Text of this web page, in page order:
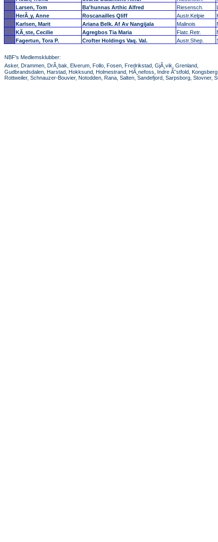
Larsen, Tom
Ba'hunnas Arthic Alfred Riesensch.
HerÃ¸y, Anne
Roscanailles Qliff Austr.Kelpie
Karlsen, Marit
Ariana Belk. Af Av Nangijala Malinois
KÃ¸ste, Cecilie
Agregbos Tia Maria Flatc.Retr.
Fagertun, Tora P.
Crofter Holdings Vaq. Val. Austr.Shep.
NBF's Medlemsklubber:
Asker, Drammen, DrÃ¸bak, Elverum, Follo, Fosen, Fredrikstad, GjÃ¸vik, Grenland,
Gudbrandsdalen, Harstad, Hokksund, Holmestrand, HÃ¸nefoss, Indre Ã˜stfold,
Rottweiler, Schnauzer-Bouvier, Notodden, Rana, Salten, Sandefjord, Sarpsborg, Stovner,